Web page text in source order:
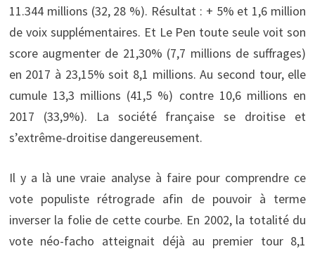
11.344 millions (32, 28 %). Résultat : + 5% et 1,6 million
de voix supplémentaires. Et Le Pen toute seule voit son
score augmenter de 21,30% (7,7 millions de suffrages)
en 2017 à 23,15% soit 8,1 millions. Au second tour, elle
cumule 13,3 millions (41,5 %) contre 10,6 millions en
2017 (33,9%). La société française se droitise et
s’extrême-droitise dangereusement.
Il y a là une vraie analyse à faire pour comprendre ce
vote populiste rétrograde afin de pouvoir à terme
inverser la folie de cette courbe. En 2002, la totalité du
vote néo-facho atteignait déjà au premier tour 8,1